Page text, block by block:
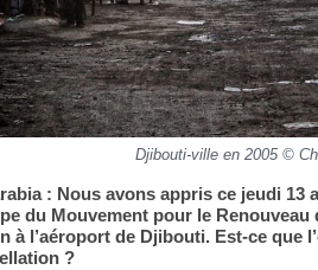
Djibouti-ville en 2005 ©
: Nous avons appris ce jeudi 13
du Mouvement pour le
à l’aéroport de Djibouti. Est-ce que
?